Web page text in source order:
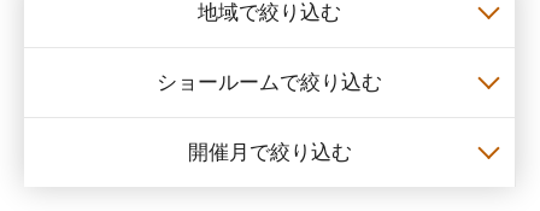
地域で絞り込む
ショールームで絞り込む
開催月で絞り込む